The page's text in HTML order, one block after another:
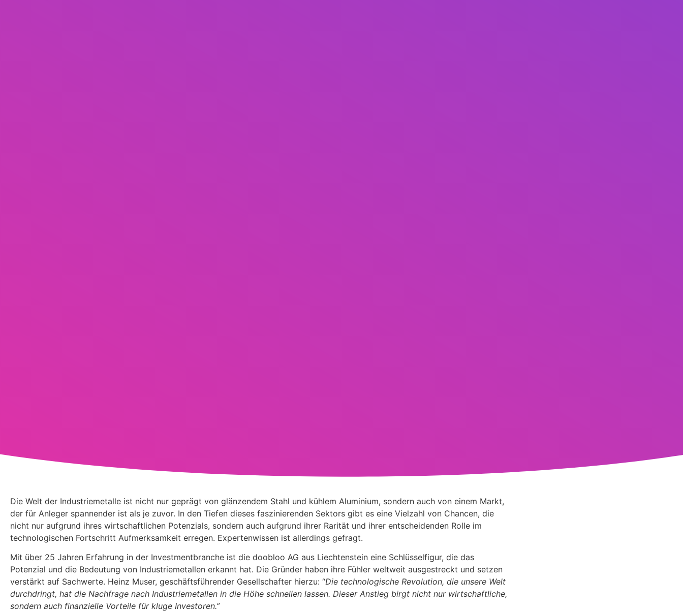
Die Welt der Industriemetalle ist nicht nur geprägt von glänzendem Stahl und kühlem Aluminium, sondern auch von einem Markt,
der für Anleger spannender ist als je zuvor. In den Tiefen dieses faszinierenden Sektors gibt es eine Vielzahl von Chancen, die
nicht nur aufgrund ihres wirtschaftlichen Potenzials, sondern auch aufgrund ihrer Rarität und ihrer entscheidenden Rolle im
technologischen Fortschritt Aufmerksamkeit erregen. Expertenwissen ist allerdings gefragt.
Mit über 25 Jahren Erfahrung in der Investmentbranche ist die doobloo AG aus Liechtenstein eine Schlüsselfigur, die das
Potenzial und die Bedeutung von Industriemetallen erkannt hat. Die Gründer haben ihre Fühler weltweit ausgestreckt und setzen
verstärkt auf Sachwerte. Heinz Muser, geschäftsführender Gesellschafter hierzu: “Die technologische Revolution, die unsere Welt
durchdringt, hat die Nachfrage nach Industriemetallen in die Höhe schnellen lassen. Dieser Anstieg birgt nicht nur wirtschaftliche,
sondern auch finanzielle Vorteile für kluge Investoren.”